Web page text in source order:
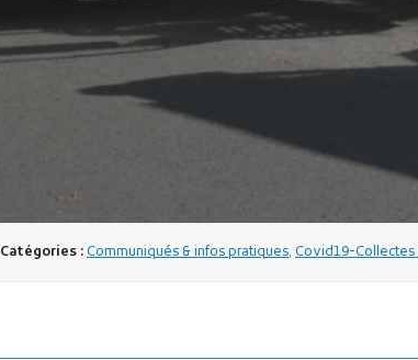
Catégories :Communiqués & infos pratiques, Covid19-